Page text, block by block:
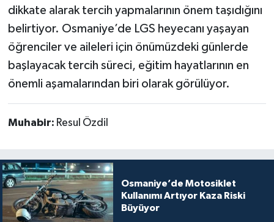
dikkate alarak tercih yapmalarının önem taşıdığını
belirtiyor. Osmaniye’de LGS heyecanı yaşayan
öğrenciler ve aileleri için önümüzdeki günlerde
başlayacak tercih süreci, eğitim hayatlarının en
önemli aşamalarından biri olarak görülüyor.
Muhabir: Resul Özdil
Osmaniye’de Motosiklet
Kullanımı Artıyor Kaza Riski
Büyüyor